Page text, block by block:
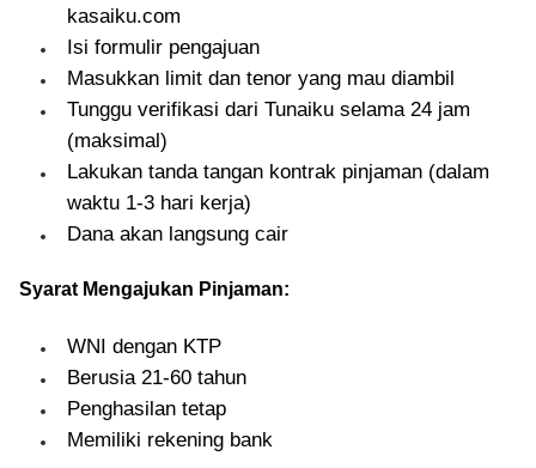
kasaiku.com
Isi formulir pengajuan
Masukkan limit dan tenor yang mau diambil
Tunggu verifikasi dari Tunaiku selama 24 jam
(maksimal)
Lakukan tanda tangan kontrak pinjaman (dalam
waktu 1-3 hari kerja)
Dana akan langsung cair
Syarat Mengajukan Pinjaman:
WNI dengan KTP
Berusia 21-60 tahun
Penghasilan tetap
Memiliki rekening bank